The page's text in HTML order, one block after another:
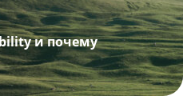
и почему